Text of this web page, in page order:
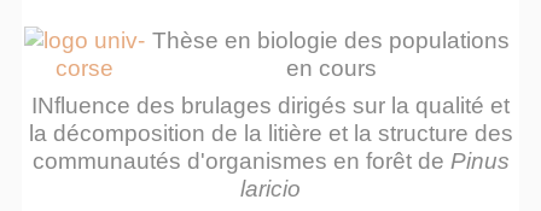
Thèse en biologie des populations
en cours
INfluence des brulages dirigés sur la qualité et
la décomposition de la litière et la structure des
communautés d'organismes en forêt de Pinus
laricio